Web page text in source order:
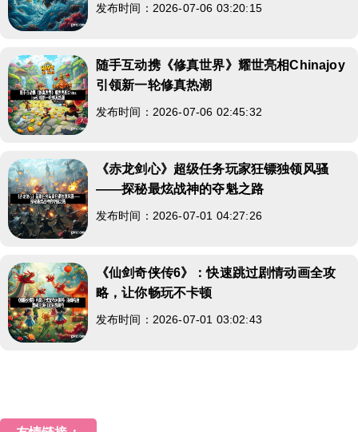
发布时间：2026-07-06 03:20:15
随手互动携《修真世界》耀世亮相Chinajoy
引领新一轮修真热潮
发布时间：2026-07-06 02:45:32
《赤龙剑心》超级任务玩家狂镖独领风骚
——探秘最炫战神的夺魁之路
发布时间：2026-07-01 04:27:26
《仙剑奇侠传6》：快速跳过剧情动画全攻
略，让你畅玩不卡顿
发布时间：2026-07-01 03:02:43